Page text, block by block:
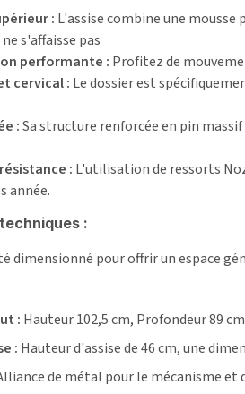
: L'assise combine une
s'affaisse pas
performante : Profitez de
cervical : Le dossier est
:Sa structure renforcée en pin
: L'utilisation de ressorts
année.
:
dimensionné pour offrir un espace
: Hauteur 102,5 cm, Profondeur 89
: Hauteur d'assise de 46 cm, une
de métal pour le mécanisme